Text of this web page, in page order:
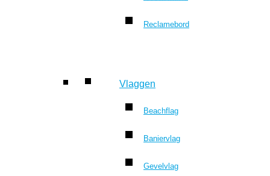
Reclamebord
Vlaggen
Beachflag
Baniervlag
Gevelvlag